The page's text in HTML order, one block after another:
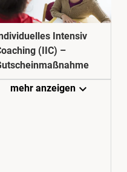
Intensiv
(IIC) –
mehr anzeigenexpand_more